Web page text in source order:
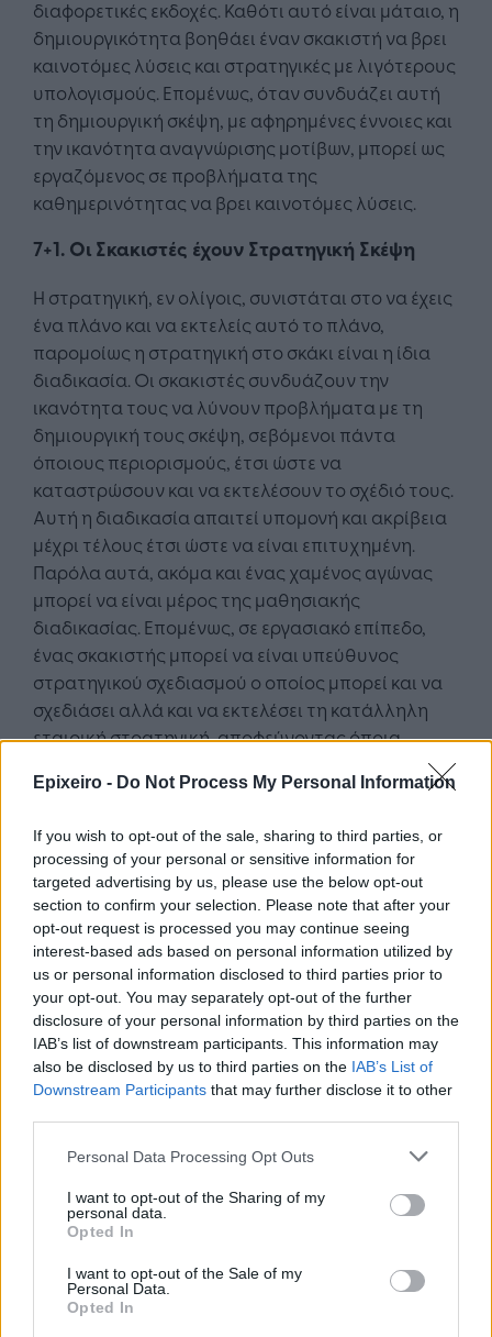
Epixeiro - Do Not Process My Personal Information
If you wish to opt-out of the sale, sharing to third parties, or
processing of your personal or sensitive information for
targeted advertising by us, please use the below opt-out
section to confirm your selection. Please note that after your
opt-out request is processed you may continue seeing
interest-based ads based on personal information utilized by
us or personal information disclosed to third parties prior to
your opt-out. You may separately opt-out of the further
disclosure of your personal information by third parties on the
IAB’s list of downstream participants. This information may
also be disclosed by us to third parties on the IAB’s List of
Downstream Participants that may further disclose it to other
Personal Data Processing Opt Outs
I want to opt-out of the Sharing of my
personal data.
Opted In
I want to opt-out of the Sale of my
Personal Data.
Opted In
διαφορετικές εκδοχές. Καθότι αυτό είναι μάταιο, η
δημιουργικότητα βοηθάει έναν σκακιστή να βρει
καινοτόμες λύσεις και στρατηγικές με λιγότερους
υπολογισμούς. Επομένως, όταν συνδυάζει αυτή
τη δημιουργική σκέψη, με αφηρημένες έννοιες και
την ικανότητα αναγνώρισης μοτίβων, μπορεί ως
εργαζόμενος σε προβλήματα της
καθημερινότητας να βρει καινοτόμες λύσεις.
7+1. Οι Σκακιστές έχουν Στρατηγική Σκέψη
Η στρατηγική, εν ολίγοις, συνιστάται στο να έχεις
ένα πλάνο και να εκτελείς αυτό το πλάνο,
παρομοίως η στρατηγική στο σκάκι είναι η ίδια
διαδικασία. Οι σκακιστές συνδυάζουν την
ικανότητα τους να λύνουν προβλήματα με τη
δημιουργική τους σκέψη, σεβόμενοι πάντα
όποιους περιορισμούς, έτσι ώστε να
καταστρώσουν και να εκτελέσουν το σχέδιό τους.
Αυτή η διαδικασία απαιτεί υπομονή και ακρίβεια
μέχρι τέλους έτσι ώστε να είναι επιτυχημένη.
Παρόλα αυτά, ακόμα και ένας χαμένος αγώνας
μπορεί να είναι μέρος της μαθησιακής
διαδικασίας. Επομένως, σε εργασιακό επίπεδο,
ένας σκακιστής μπορεί να είναι υπεύθυνος
στρατηγικού σχεδιασμού ο οποίος μπορεί και να
σχεδιάσει αλλά και να εκτελέσει τη κατάλληλη
εταιρική στρατηγική, αποφεύγοντας όποια
Bennett, N. & Lemoine, G. J., 2014. What VUCA
Really Means for You. Harvard Business
Review, January-February.
Burgoyne, A. P. et al., 2016. The relationship
between cognitive ability and chess skill: A
comprehensive meta-analysis. Intelligence,
Volume 59, pp. 72-83.
Mintzberg, H., Ahlstrand, B. & Lampel, J.,
2009. Strategy Safari: The complete guide
Rice, B., 2008. Three Moves Ahead: What
Chess can teach you about Business ( even if
you've never played). 1st ed. San Francisco:
Jossey-Bass.
TARGETjobs, nd. TARGETjobs. [Online]
Unterrainer, J., Kaller, C., Leonhart, R. & Rahm,